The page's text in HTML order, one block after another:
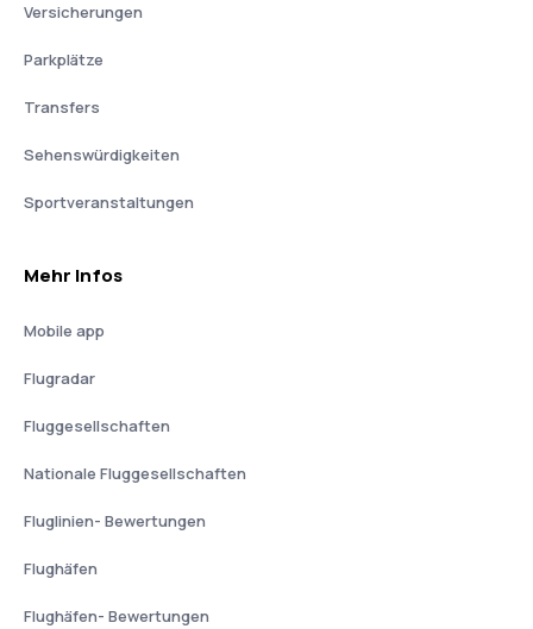
Versicherungen
Parkplätze
Transfers
Sehenswürdigkeiten
Sportveranstaltungen
Mehr Infos
Mobile app
Flugradar
Fluggesellschaften
Nationale Fluggesellschaften
Fluglinien- Bewertungen
Flughäfen
Flughäfen- Bewertungen